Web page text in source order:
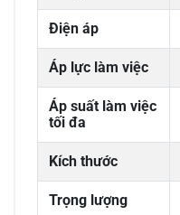
Điện áp
Áp lực làm việc
Áp suất làm việc
tối đa
Kích thước
Trọng lượng